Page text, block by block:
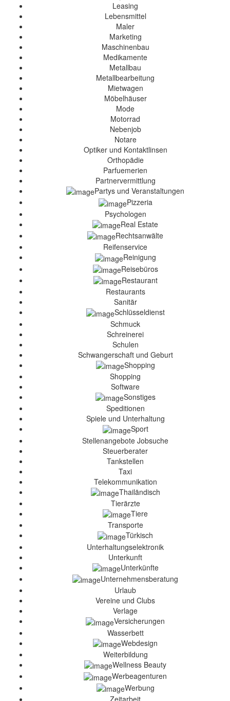
Leasing
Lebensmittel
Maler
Marketing
Maschinenbau
Medikamente
Metallbau
Metallbearbeitung
Mietwagen
Möbelhäuser
Mode
Motorrad
Nebenjob
Notare
Optiker und Kontaktlinsen
Orthopädie
Parfuemerien
Partnervermittlung
Partys und Veranstaltungen
Pizzeria
Psychologen
Real Estate
Rechtsanwälte
Reifenservice
Reinigung
Reisebüros
Restaurant
Restaurants
Sanitär
Schlüsseldienst
Schmuck
Schreinerei
Schulen
Schwangerschaft und Geburt
Shopping
Shopping
Software
Sonstiges
Speditionen
Spiele und Unterhaltung
Sport
Stellenangebote Jobsuche
Steuerberater
Tankstellen
Taxi
Telekommunikation
Thailändisch
Tierärzte
Tiere
Transporte
Türkisch
Unterhaltungselektronik
Unterkunft
Unterkünfte
Unternehmensberatung
Urlaub
Vereine und Clubs
Verlage
Versicherungen
Wasserbett
Webdesign
Weiterbildung
Wellness Beauty
Werbeagenturen
Werbung